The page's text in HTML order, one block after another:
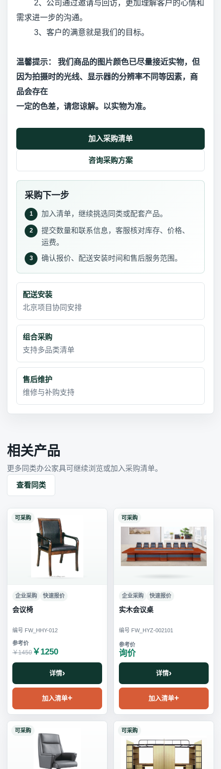
2、公司通过邀请与回访，更加理解客户的心情和
需求进一步的沟通。
3、客户的满意就是我们的目标。
温馨提示： 我们商品的图片颜色已尽量接近实物，但
因为拍摄时的光线、显示器的分辨率不同等因素，商
品会存在
一定的色差，请您谅解。以实物为准。
加入采购清单
咨询采购方案
采购下一步
1 加入清单，继续挑选同类或配套产品。
2
提交数量和联系信息，客服核对库存、价格、
运费。
3 确认报价、配送安装时间和售后服务范围。
配送安装
北京项目协同安排
组合采购
支持多品类清单
售后维护
维修与补购支持
相关产品
更多同类办公家具可继续浏览或加入采购清单。
查看同类
可采购
企业采购 快速报价
会议椅
编号 FW_HHY-012
￥1450 ￥1250
详情
加入清单
可采购
企业采购 快速报价
实木会议桌
编号 FW_HYZ-002101
询价
详情
加入清单
可采购 可采购